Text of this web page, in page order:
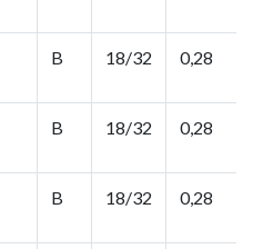
B 18/32 0,28
B 18/32 0,28
B 18/32 0,28